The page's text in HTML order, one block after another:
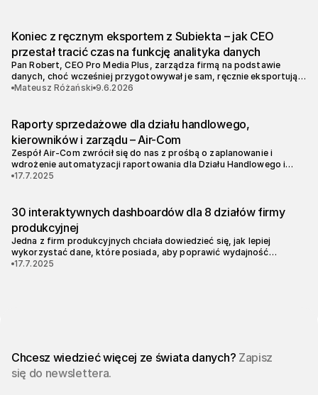
Koniec z ręcznym eksportem z Subiekta – jak CEO
przestał tracić czas na funkcję analityka danych
Pan Robert, CEO Pro Media Plus, zarządza firmą na podstawie
danych, choć wcześniej przygotowywał je sam, ręcznie eksportując
zestawienia z Subiekta GT do Excela. Taki proces generował
Mateusz Różański 9.6.2026
Raporty sprzedażowe dla działu handlowego,
kierowników i zarządu – Air-Com
Zespół Air-Com zwrócił się do nas z prośbą o zaplanowanie i
wdrożenie automatyzacji raportowania dla Działu Handlowego i
Zarządu. Głównym celem było stworzenie rozwiązania, który
17.7.2025
30 interaktywnych dashboardów dla 8 działów firmy
produkcyjnej
Jedna z firm produkcyjnych chciała dowiedzieć się, jak lepiej
wykorzystać dane, które posiada, aby poprawić wydajność
operacyjną, zidentyfikować nowe możliwości biznesowe i
17.7.2025
Chcesz wiedzieć więcej ze świata danych? Zapisz
się do newslettera.